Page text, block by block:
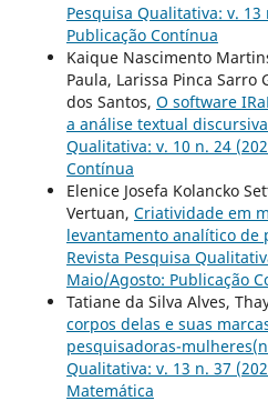
Pesquisa Qualitativa: v.
Publicação Contínua
Kaique Nascimento
Paula, Larissa Pinca Sarro
dos Santos, O software
a análise textual discursiva
Qualitativa: v. 10 n. 24
Contínua
Elenice Josefa Kolancko
Vertuan, Criatividade em
levantamento analítico de
Revista Pesquisa
Maio/Agosto: Publicação
Tatiane da Silva Alves,
corpos delas e suas
pesquisadoras-
Qualitativa: v. 13 n. 37
Matemática